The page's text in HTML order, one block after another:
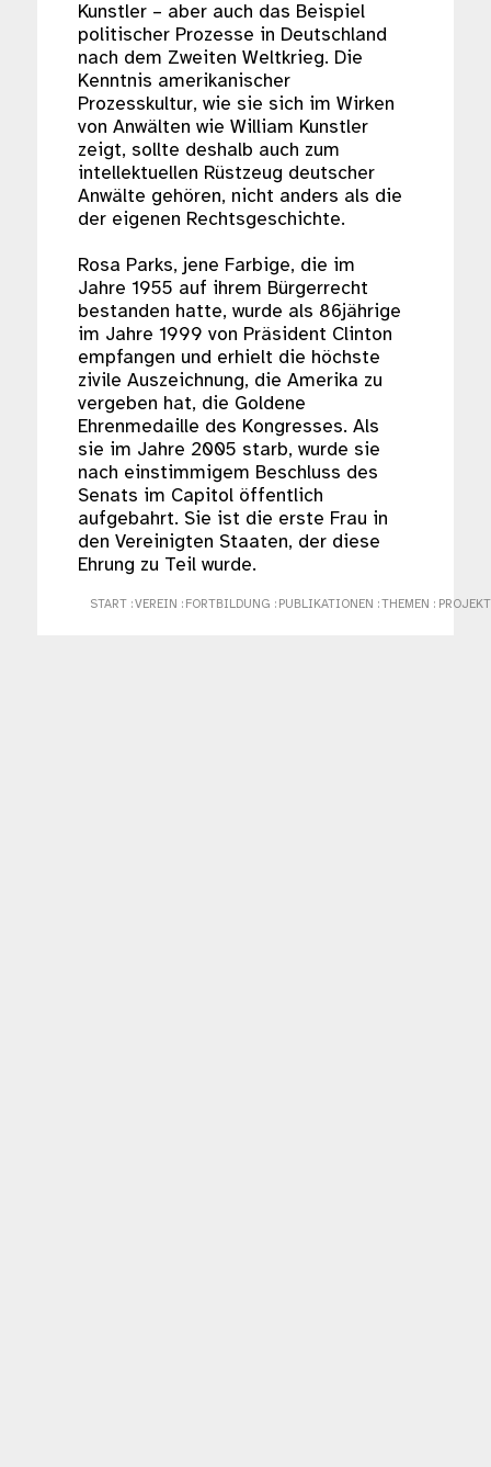
Kunstler – aber auch das Beispiel
politischer Prozesse in Deutschland
nach dem Zweiten Weltkrieg. Die
Kenntnis amerikanischer
Prozesskultur, wie sie sich im Wirken
von Anwälten wie William Kunstler
zeigt, sollte deshalb auch zum
intellektuellen Rüstzeug deutscher
Anwälte gehören, nicht anders als die
der eigenen Rechtsgeschichte.
Rosa Parks, jene Farbige, die im
Jahre 1955 auf ihrem Bürgerrecht
bestanden hatte, wurde als 86jährige
im Jahre 1999 von Präsident Clinton
empfangen und erhielt die höchste
zivile Auszeichnung, die Amerika zu
vergeben hat, die Goldene
Ehrenmedaille des Kongresses. Als
sie im Jahre 2005 starb, wurde sie
nach einstimmigem Beschluss des
Senats im Capitol öffentlich
aufgebahrt. Sie ist die erste Frau in
den Vereinigten Staaten, der diese
Ehrung zu Teil wurde.
START: VEREIN : FORTBILDUNG : PUBLIKATIONEN : THEMEN :